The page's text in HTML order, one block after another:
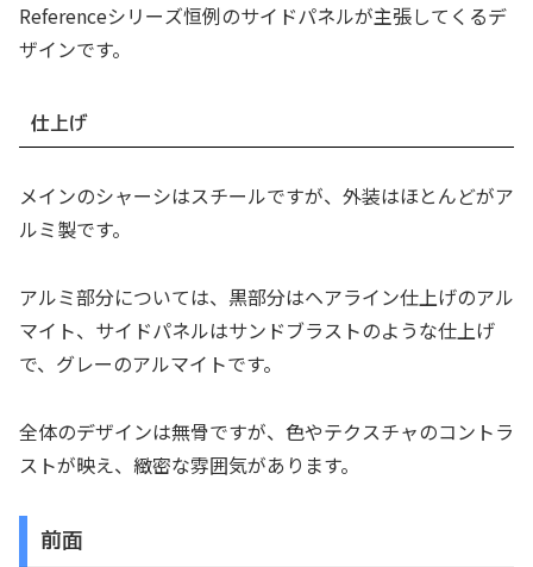
Referenceシリーズ恒例のサイドパネルが主張してくるデ
ザインです。
仕上げ
メインのシャーシはスチールですが、外装はほとんどがア
ルミ製です。
アルミ部分については、黒部分はヘアライン仕上げのアル
マイト、サイドパネルはサンドブラストのような仕上げ
で、グレーのアルマイトです。
全体のデザインは無骨ですが、色やテクスチャのコントラ
ストが映え、緻密な雰囲気があります。
前面